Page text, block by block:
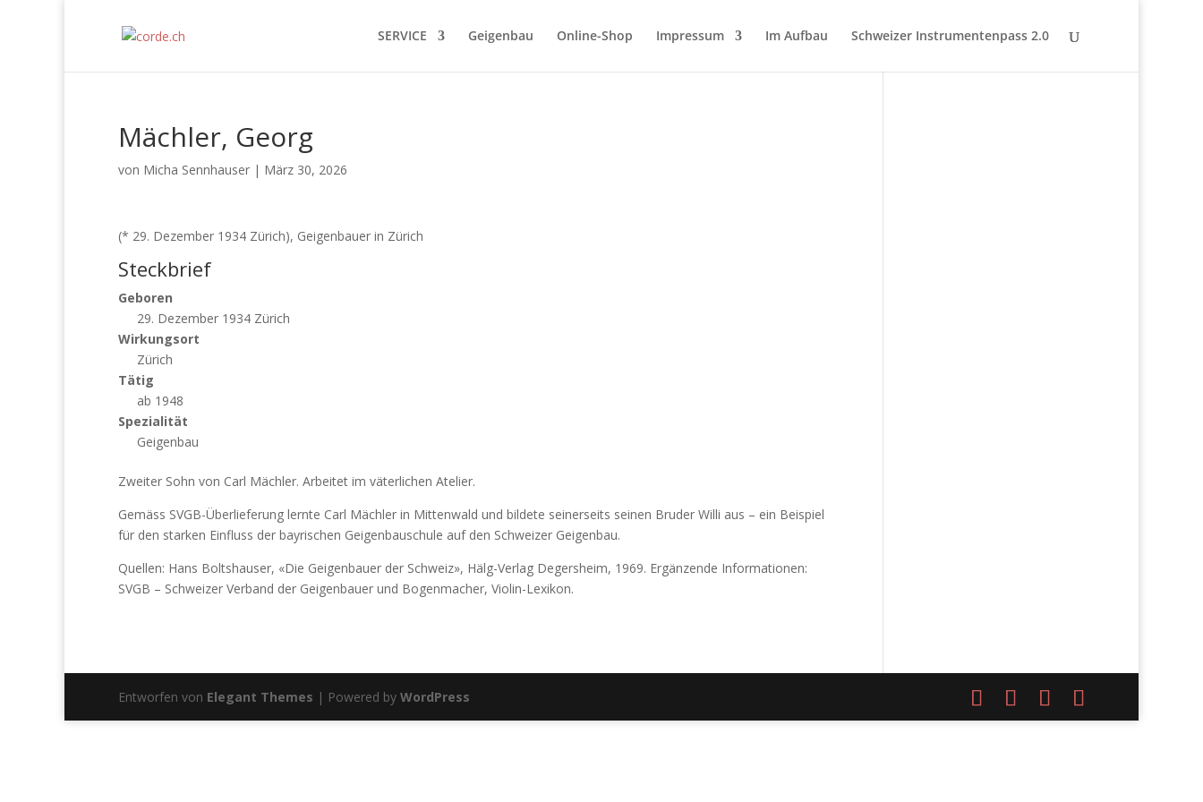
SERVICE Geigenbau Online-Shop Impressum Im Aufbau Schweizer Instrumentenpass 2.0
Mächler, Georg
von Micha Sennhauser | März 30, 2026
(* 29. Dezember 1934 Zürich), Geigenbauer in Zürich
Steckbrief
Geboren
29. Dezember 1934 Zürich
Wirkungsort
Zürich
Tätig
ab 1948
Spezialität
Geigenbau
Zweiter Sohn von Carl Mächler. Arbeitet im väterlichen Atelier.
Gemäss SVGB-Überlieferung lernte Carl Mächler in Mittenwald und bildete seinerseits seinen Bruder Willi aus – ein Beispiel
für den starken Einfluss der bayrischen Geigenbauschule auf den Schweizer Geigenbau.
Quellen: Hans Boltshauser, «Die Geigenbauer der Schweiz», Hälg-Verlag Degersheim, 1969. Ergänzende Informationen:
SVGB – Schweizer Verband der Geigenbauer und Bogenmacher, Violin-Lexikon.
Entworfen von Elegant Themes | Powered by WordPress